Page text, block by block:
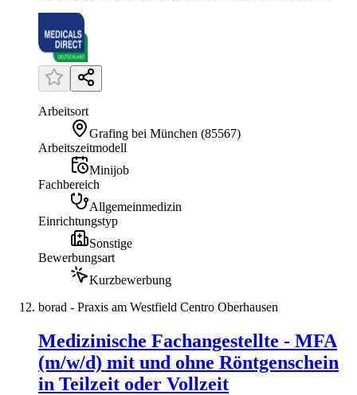
Arbeitsort
Grafing bei München (85567)
Arbeitszeitmodell
Minijob
Fachbereich
Allgemeinmedizin
Einrichtungstyp
Sonstige
Bewerbungsart
Kurzbewerbung
borad - Praxis am Westfield Centro Oberhausen
Medizinische Fachangestellte - MFA
(m/w/d) mit und ohne Röntgenschein
in Teilzeit oder Vollzeit